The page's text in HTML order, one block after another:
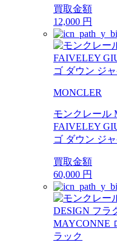
買取金額
12,000 円
MONCLER
モンクレール
FAIVELEY
ゴ ダウン ジ
買取金額
60,000 円